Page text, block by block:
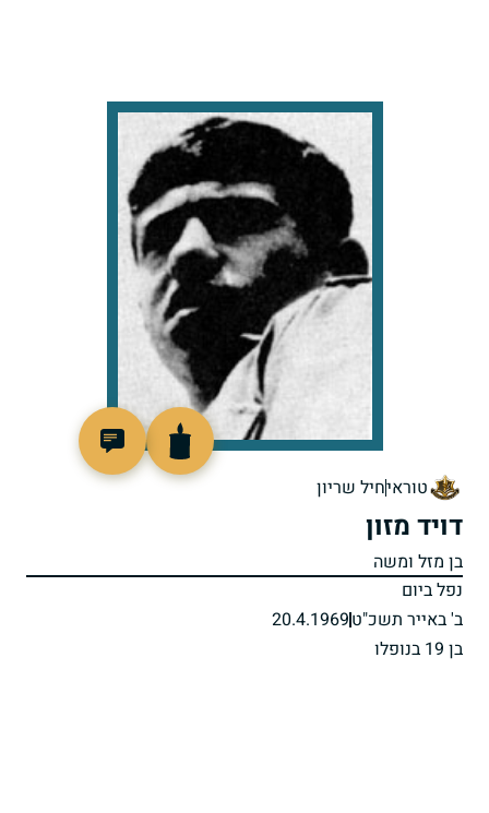
טוראיחיל שריון
דויד מזון
בן מזל ומשה
נפל ביום
ב' באייר תשכ"ט20.4.1969
בן 19 בנופלו